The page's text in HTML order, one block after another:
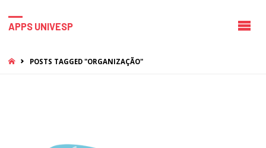
APPS UNIVESP
HOMEPOSTS TAGGED "ORGANIZAÇÃO"